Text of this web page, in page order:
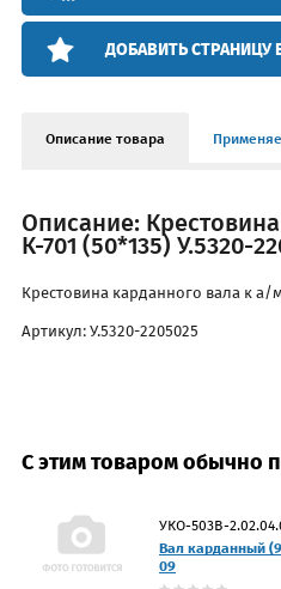
ДОБАВИТЬ СТРАНИЦУ
Описание товара
Описание:
К-701 (50*135) У.5320-
Крестовина карданного вала к а/
Артикул: У.5320-2205025
С этим товаром обычно
УКО-503В-
Вал карданный
09